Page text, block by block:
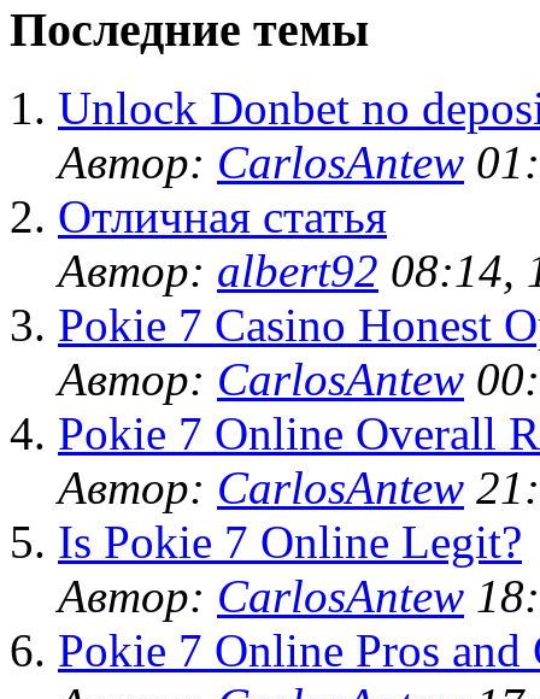
Последние темы
Unlock Donbet no
Автор: CarlosAntew
Отличная статья
Автор: albert92 08:14,
Pokie 7 Casino Honest
Автор: CarlosAntew
Pokie 7 Online Overall
Автор: CarlosAntew
Is Pokie 7 Online Legit?
Автор: CarlosAntew
Pokie 7 Online Pros and